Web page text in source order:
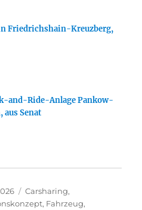
Friedrichshain-Kreuzberg,
and-Ride-Anlage Pankow-
aus Senat
Kategorien
Carsharing,
, Fahrzeug,